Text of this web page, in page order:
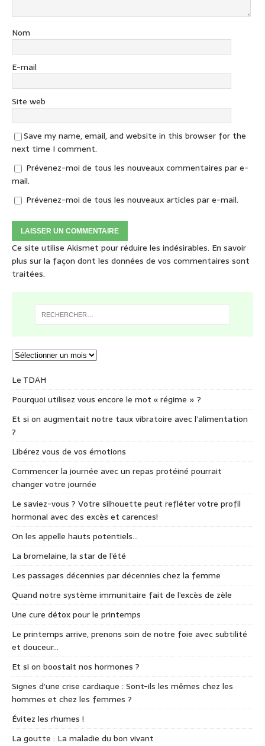
Nom
E-mail
Site web
Save my name, email, and website in this browser for the
next time I comment.
Prévenez-moi de tous les nouveaux commentaires par e-
mail.
Prévenez-moi de tous les nouveaux articles par e-mail.
Ce site utilise Akismet pour réduire les indésirables. En savoir
plus sur la façon dont les données de vos commentaires sont
traitées.
Le TDAH
Pourquoi utilisez vous encore le mot « régime » ?
Et si on augmentait notre taux vibratoire avec l’alimentation
?
Libérez vous de vos émotions
Commencer la journée avec un repas protéiné pourrait
changer votre journée
Le saviez-vous ? Votre silhouette peut refléter votre profil
hormonal avec des excès et carences!
On les appelle hauts potentiels…
La bromelaine, la star de l’été
Les passages décennies par décennies chez la femme
Quand notre système immunitaire fait de l’excès de zèle
Une cure détox pour le printemps
Le printemps arrive, prenons soin de notre foie avec subtilité
et douceur…
Et si on boostait nos hormones ?
Signes d’une crise cardiaque : Sont-ils les mêmes chez les
hommes et chez les femmes ?
Évitez les rhumes !
La goutte : La maladie du bon vivant